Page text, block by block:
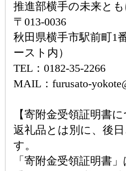
推進部横手の未来と
〒013-0036
秋田県横手市駅前町1
ースト内）
TEL：0182-35-2266
MAIL：furusato-
【寄附金受領証明書に
返礼品とは別に、後
す。
「寄附金受領証明書